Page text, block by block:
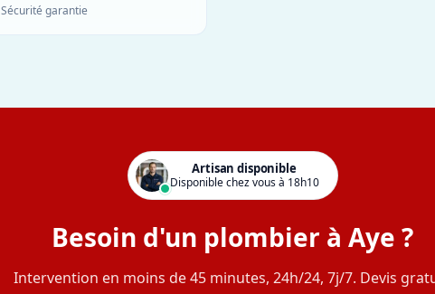
Sécurité garantie
Artisan disponible
Disponible chez vous à 18h10
Besoin d'un plombier à Aye ?
Intervention en moins de 45 minutes, 24h/24, 7j/7. Devis